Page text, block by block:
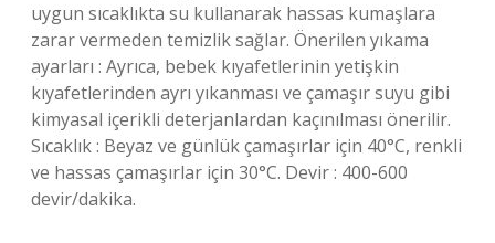
uygun sıcaklıkta su kullanarak hassas kumaşlara
zarar vermeden temizlik sağlar. Önerilen yıkama
ayarları : Ayrıca, bebek kıyafetlerinin yetişkin
kıyafetlerinden ayrı yıkanması ve çamaşır suyu gibi
kimyasal içerikli deterjanlardan kaçınılması önerilir.
Sıcaklık : Beyaz ve günlük çamaşırlar için 40°C, renkli
ve hassas çamaşırlar için 30°C. Devir : 400-600
devir/dakika.